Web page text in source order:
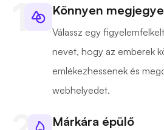
Könnyen
Válassz egy
nevet, hogy az emberek
emlékezhessenek és
webhelyedet.
Márkára épülő